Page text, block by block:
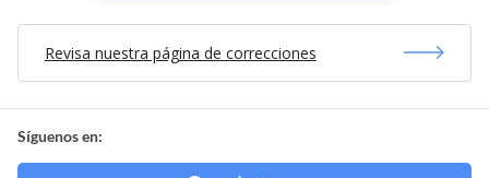
Revisa nuestra página de correcciones
Síguenos en: